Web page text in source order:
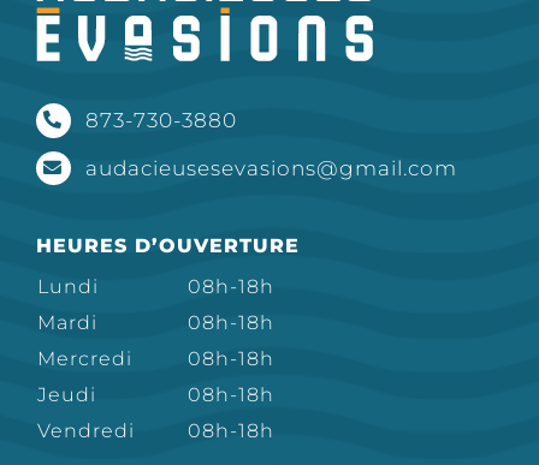
873-730-3880
audacieusesevasions@gmail.com
HEURES D’OUVERTURE
Lundi
08h-18h
Mardi
08h-18h
Mercredi
08h-18h
Jeudi
08h-18h
Vendredi
08h-18h